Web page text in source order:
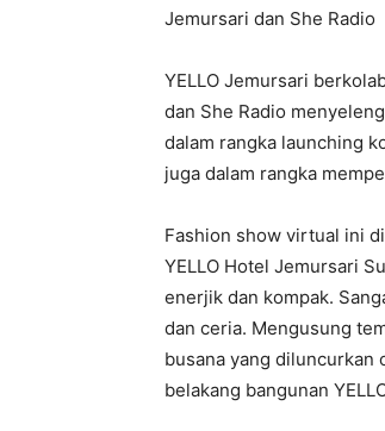
Jemursari dan She Radio
YELLO Jemursari
dan She Radio
dalam rangka launching
juga dalam rangka
Fashion show virtual ini
YELLO Hotel Jemursari
enerjik dan kompak.
dan ceria. Mengusung
busana yang diluncurkan
belakang bangunan